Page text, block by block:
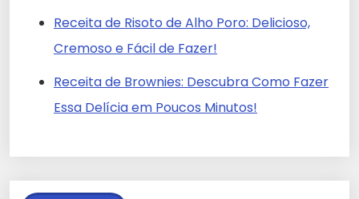
Receita de Risoto de Alho Poro: Delicioso,
Cremoso e Fácil de Fazer!
Receita de Brownies: Descubra Como Fazer
Essa Delícia em Poucos Minutos!